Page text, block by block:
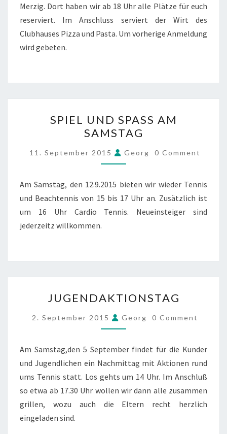
Merzig. Dort haben wir ab 18 Uhr alle Plätze für euch
reserviert. Im Anschluss serviert der Wirt des
Clubhauses Pizza und Pasta. Um vorherige Anmeldung
wird gebeten.
UND
SPASS
AM
SAMSTAG
SPIEL UND SPASS AM
SAMSTAG
11. September 2015 Georg COMMENTS
0 Comment
Am Samstag, den 12.9.2015 bieten wir wieder Tennis
und Beachtennis von 15 bis 17 Uhr an. Zusätzlich ist
um 16 Uhr Cardio Tennis. Neueinsteiger sind
jederzeitz willkommen.
JUGENDAKTIONSTAG
2. September 2015 Georg COMMENTS
0 Comment
Am Samstag,den 5 September findet für die Kunder
und Jugendlichen ein Nachmittag mit Aktionen rund
ums Tennis statt. Los gehts um 14 Uhr. Im Anschluß
so etwa ab 17.30 Uhr wollen wir dann alle zusammen
grillen, wozu auch die Eltern recht herzlich
eingeladen sind.